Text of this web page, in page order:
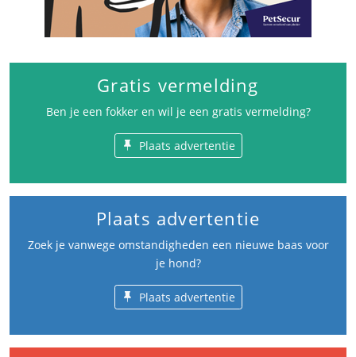
Gratis vermelding
Ben je een fokker en wil je een gratis vermelding?
Plaats advertentie
Plaats advertentie
Zoek je vanwege omstandigheden een nieuwe baas voor
je hond?
Plaats advertentie